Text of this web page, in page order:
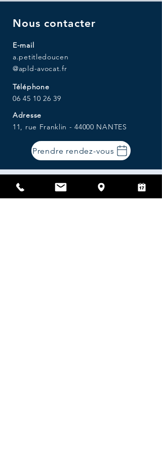
Nous contacter
E-mail
a.petitledoucen
@apld-avocat.fr
Téléphone
06 45 10 26 39
Adresse
11, rue Franklin - 44000 NANTES
Prendre rendez-vous
Tramway : arrêt Commerce ou
Médiathèque